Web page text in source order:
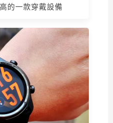
的一款穿戴設備